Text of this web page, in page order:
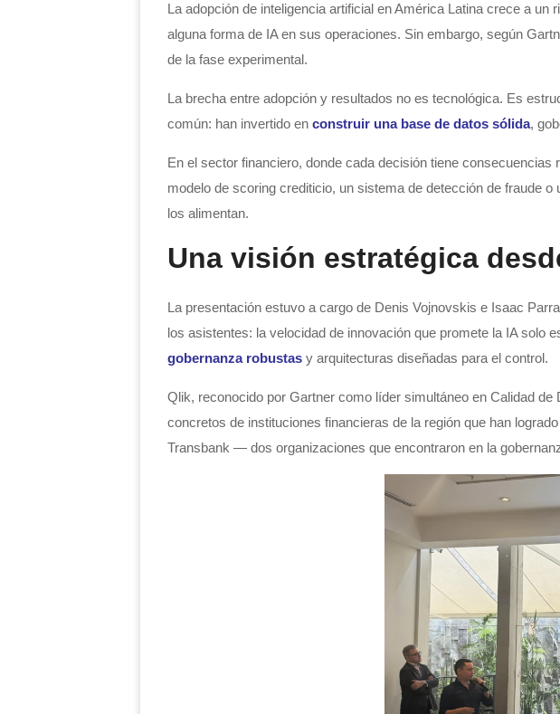
La adopción de inteligencia artificial en América Latina crece a
alguna forma de IA en sus operaciones. Sin embargo, según
de la fase experimental.
La brecha entre adopción y resultados no es tecnológica. Es
común: han invertido enconstruir una base de datos sólida,
En el sector financiero, donde cada decisión tiene
modelo de scoring crediticio, un sistema de detección de fraude
los alimentan.
Una visión estratégica
La presentación estuvo a cargo de Denis Vojnovskis e Isaac
los asistentes: la velocidad de innovación que promete la IA solo
gobernanza robustasy arquitecturas diseñadas para el control.
Qlik, reconocido por Gartner como líder simultáneo en Calidad
concretos de instituciones financieras de la región que han
Transbank — dos organizaciones que encontraron en la